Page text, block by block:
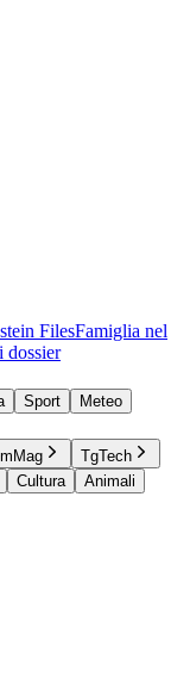
FilesFamiglia nel
dossier
Sport
Meteo
TgTech
Cultura
Animali